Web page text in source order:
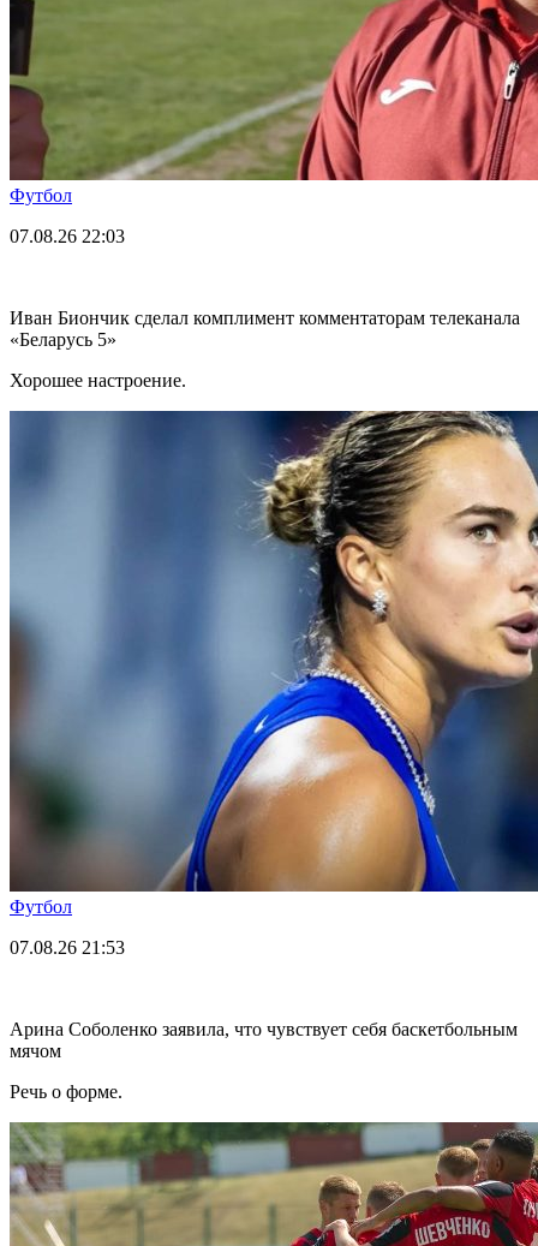
Футбол
07.08.26 22:03
Иван Биончик сделал комплимент комментаторам телеканала
«Беларусь 5»
Хорошее настроение.
Футбол
07.08.26 21:53
Арина Соболенко заявила, что чувствует себя баскетбольным
мячом
Речь о форме.